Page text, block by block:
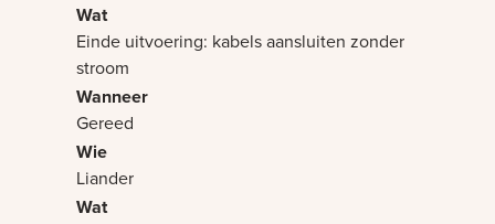
Einde uitvoering: kabels aansluiten zonder
stroom
Gereed
Liander